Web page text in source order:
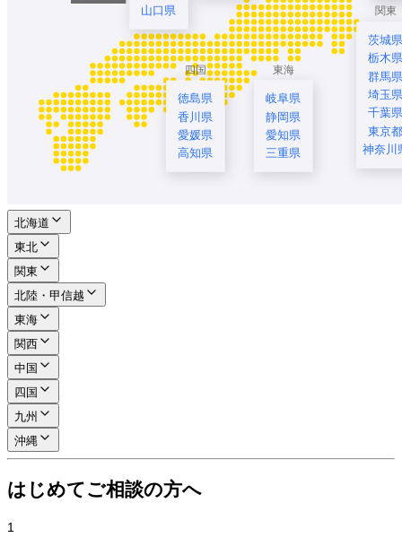
関東
茨城
栃木
群馬
埼玉
千葉
東京
神奈川
東海
岐阜県
静岡県
愛知県
三重県
山口県
四国
徳島県
香川県
愛媛県
高知県
北海道
東北
関東
北陸・甲信越
東海
関西
中国
四国
九州
沖縄
はじめてご相談の方へ
1